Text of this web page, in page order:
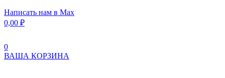
Написать нам в Max
0,00 ₽
0
ВАША КОРЗИНА